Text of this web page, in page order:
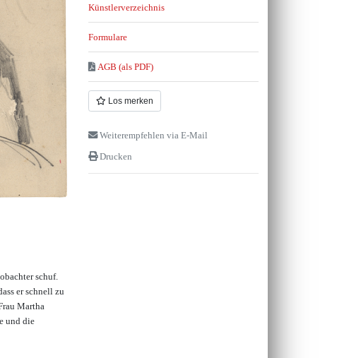
schuf.
er schnell zu
Martha
und die
Künstlerverzeichnis
Formulare
AGB (als PDF)
Los merken
Weiterempfehlen via E-Mail
Drucken